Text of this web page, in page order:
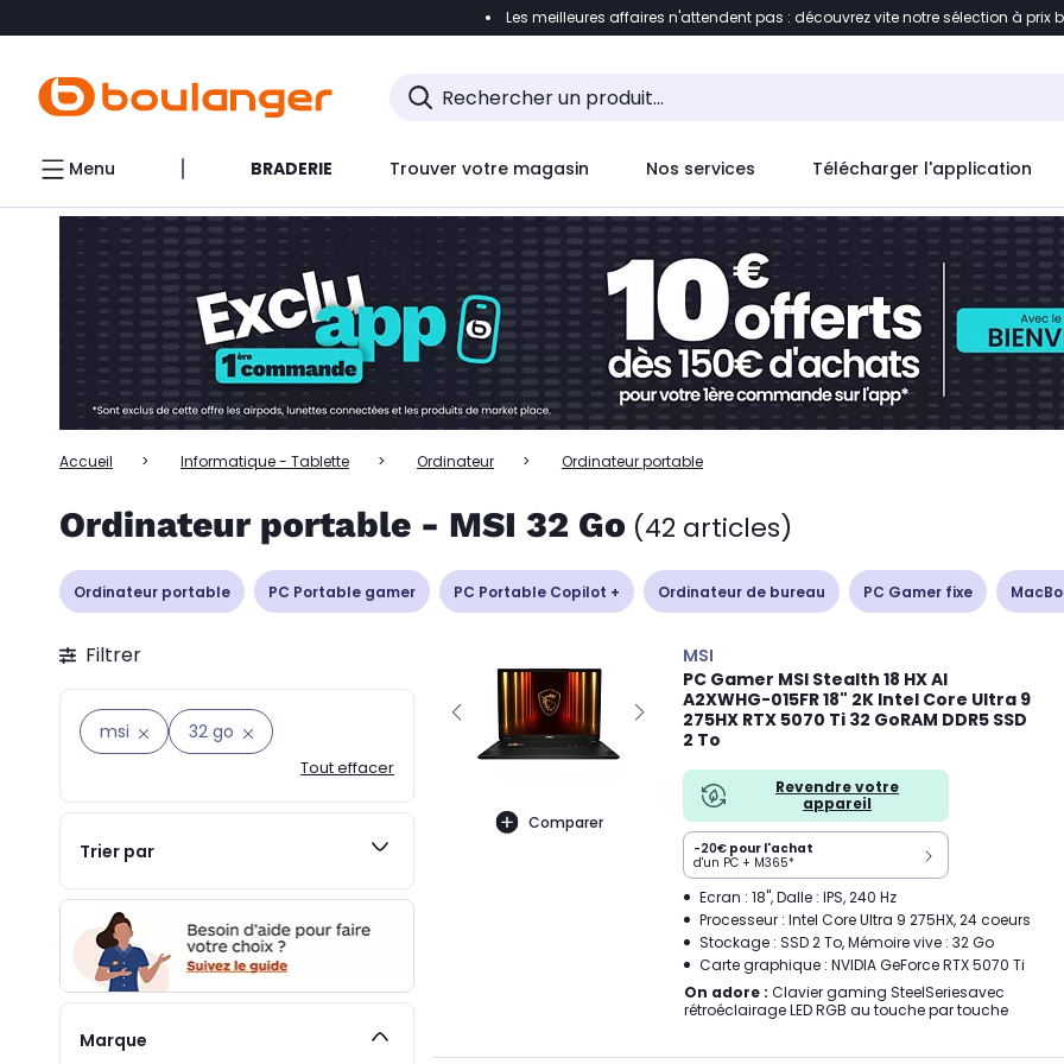
Accéder directement à la liste des produits Accéder directement au
Accéder directement au chatbot
Les meilleures affaires n'attendent pas : découvrez vite notre sélection à prix
Menu BRADERIE Trouver votre magasin Nos services Télécharger l'application
Accueil Informatique - Tablette Ordinateur Ordinateur portable
Ordinateur portable - MSI 32 Go (42 articles)
Ordinateur portable PC Portable gamer PC Portable Copilot + Ordinateur de bureau PC Gamer fixe
Filtrer
msi 32 go
Tout effacer
Trier par
Marque
Comparer
MSI
PC Gamer MSI Stealth 18 HX AI
A2XWHG-015FR 18" 2K Intel Core Ultra 9
275HX RTX 5070 Ti 32 GoRAM DDR5 SSD
2 To
Revendre votre
appareil
-20€ pour l'achat
d'un PC + M365*
Ecran : 18", Dalle : IPS, 240 Hz
Processeur : Intel Core Ultra 9 275HX, 24 coeurs
Stockage : SSD 2 To, Mémoire vive : 32 Go
Carte graphique : NVIDIA GeForce RTX 5070 Ti
On adore : Clavier gaming SteelSeriesavec
rétroéclairage LED RGB au touche par touche